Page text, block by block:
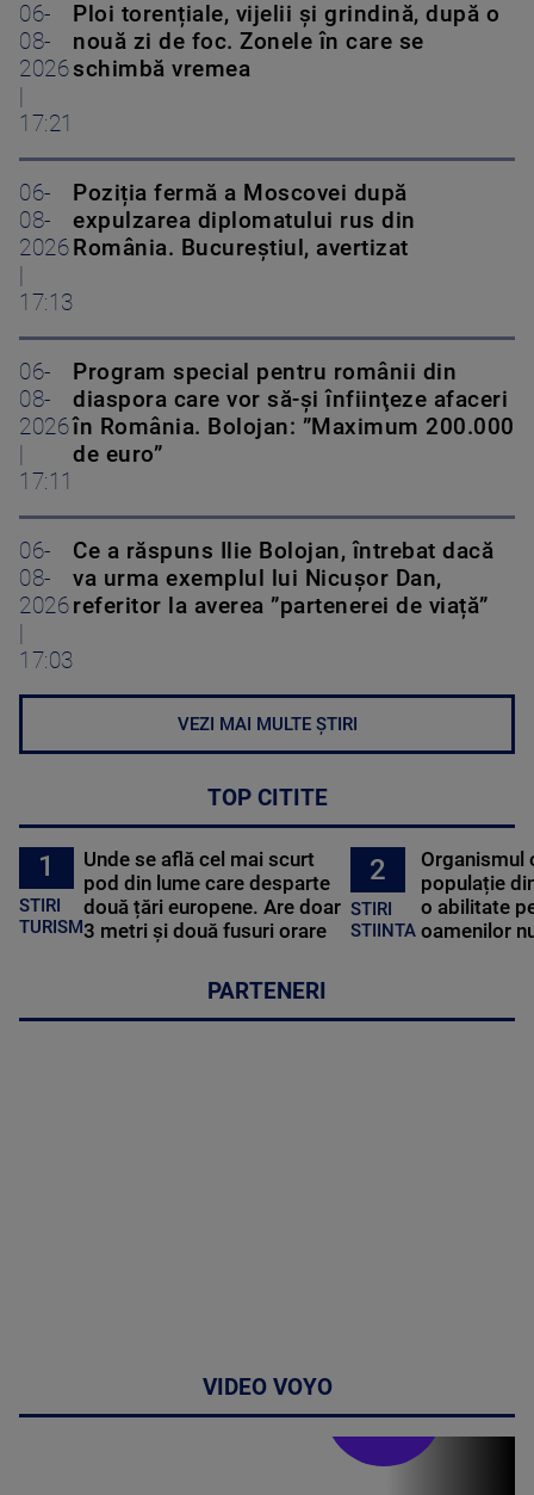
06-
08-
2026
17:21
Ploi torențiale, vijelii și grindină, după o
nouă zi de foc. Zonele în care se
schimbă vremea
06-
08-
2026
17:13
Poziția fermă a Moscovei după
expulzarea diplomatului rus din
România. Bucureștiul, avertizat
06-
08-
2026
17:11
Program special pentru românii din
diaspora care vor să-şi înfiinţeze afaceri
în România. Bolojan: ”Maximum 200.000
de euro”
06-
08-
2026
17:03
Ce a răspuns Ilie Bolojan, întrebat dacă
va urma exemplul lui Nicușor Dan,
referitor la averea ”partenerei de viață”
VEZI MAI MULTE ȘTIRI
TOP CITITE
1
STIRI
TURISM
Unde se află cel mai scurt
pod din lume care desparte
două țări europene. Are doar
3 metri și două fusuri orare
2
STIRI
STIINTA
Organismul
populație
o abilitate
oamenilor
PARTENERI
VIDEO VOYO